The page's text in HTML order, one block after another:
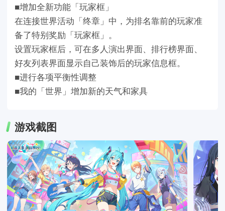
■增加全新功能「玩家框」
在连接世界活动「终章」中，为排名靠前的玩家准
备了特别奖励「玩家框」。
设置玩家框后，可在多人演出界面、排行榜界面、
好友列表界面显示自己装饰后的玩家信息框。
■进行各项平衡性调整
■我的「世界」增加新的天气和家具
游戏截图